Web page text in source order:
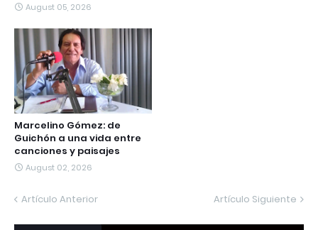
August 05, 2026
Marcelino Gómez: de
Guichón a una vida entre
canciones y paisajes
August 02, 2026
Artículo Anterior Artículo Siguiente